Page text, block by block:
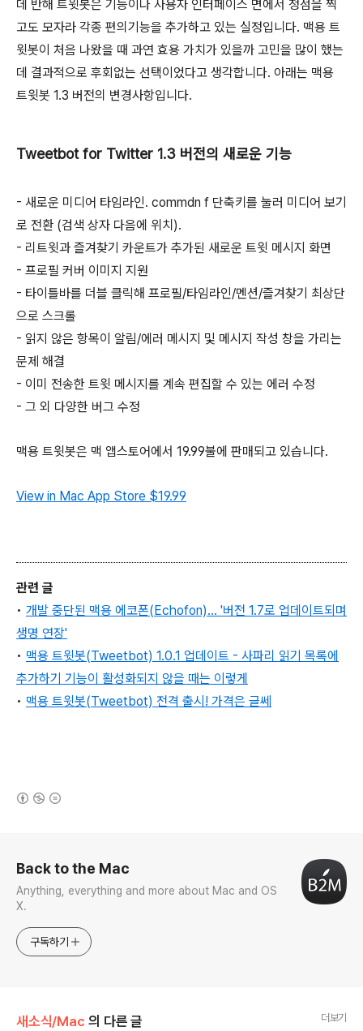
데 반해 트윗봇은 기능이나 사용자 인터페이스 면에서 정점을 찍
고도 모자라 각종 편의기능을 추가하고 있는 실정입니다. 맥용 트
윗봇이 처음 나왔을 때 과연 효용 가치가 있을까 고민을 많이 했는
데 결과적으로 후회없는 선택이었다고 생각합니다. 아래는 맥용
트윗봇 1.3 버전의 변경사항입니다.
Tweetbot for Twitter 1.3 버전의 새로운 기능
- 새로운 미디어 타임라인. commdn f 단축키를 눌러 미디어 보기
로 전환 (검색 상자 다음에 위치).
- 리트윗과 즐겨찾기 카운트가 추가된 새로운 트윗 메시지 화면
- 프로필 커버 이미지 지원
- 타이틀바를 더블 클릭해 프로필/타임라인/멘션/즐겨찾기 최상단
으로 스크롤
- 읽지 않은 항목이 알림/에러 메시지 및 메시지 작성 창을 가리는
문제 해결
- 이미 전송한 트윗 메시지를 계속 편집할 수 있는 에러 수정
- 그 외 다양한 버그 수정
맥용 트윗봇은 맥 앱스토어에서 19.99불에 판매되고 있습니다.
View in Mac App Store $19.99
관련 글
• 개발 중단된 맥용 에코폰(Echofon)... '버전 1.7로 업데이트되며
생명 연장'
• 맥용 트윗봇(Tweetbot) 1.0.1 업데이트 - 사파리 읽기 목록에
추가하기 기능이 활성화되지 않을 때는 이렇게
• 맥용 트윗봇(Tweetbot) 전격 출시! 가격은 글쎄
Back to the Mac
Anything, everything and more about Mac and OS
X.
구독하기
새소식/Mac 의 다른 글 더보기